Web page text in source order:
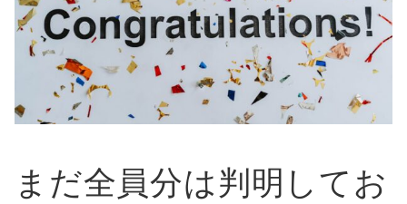
まだ全員分は判明してお